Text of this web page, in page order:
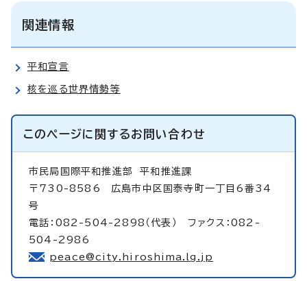
関連情報
平和宣言
核を巡る世界情勢等
このページに関するお問い合わせ
市民局国際平和推進部平和推進課
〒730-8586 広島市中区国泰寺町一丁目6番34
号
電話：082-504-2898（代表） ファクス：082-
504-2986
peace@city.hiroshima.lg.jp